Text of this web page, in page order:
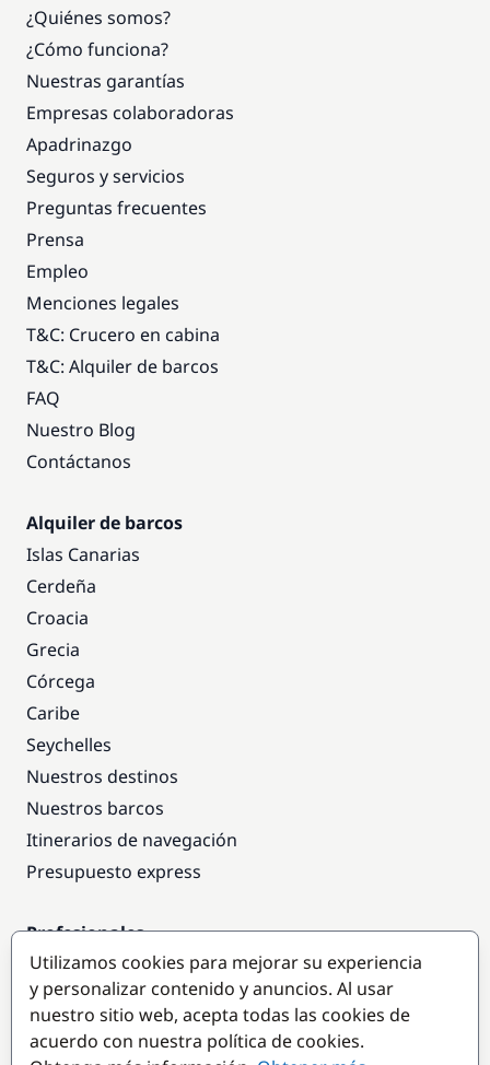
¿Quiénes somos?
¿Cómo funciona?
Nuestras garantías
Empresas colaboradoras
Apadrinazgo
Seguros y servicios
Preguntas frecuentes
Prensa
Empleo
Menciones legales
T&C: Crucero en cabina
T&C: Alquiler de barcos
FAQ
Nuestro Blog
Contáctanos
Alquiler de barcos
Islas Canarias
Cerdeña
Croacia
Grecia
Córcega
Caribe
Seychelles
Nuestros destinos
Nuestros barcos
Itinerarios de navegación
Presupuesto express
Profesionales
Acceso empresas
Colaborar como empresa
Utilizamos cookies para mejorar su experiencia
y personalizar contenido y anuncios. Al usar
nuestro sitio web, acepta todas las cookies de
acuerdo con nuestra política de cookies.